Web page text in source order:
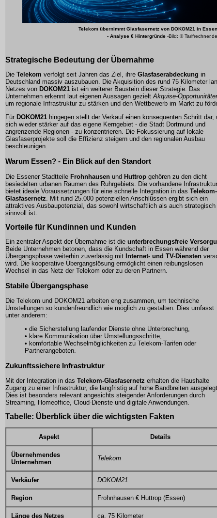
Telekom übernimmt Glasfasernetz von DOKOM21 in Essen
- Analyse € Hintergründe -Bild: © Tarifrechner.de
Strategische Bedeutung der Übernahme
Die Telekom verfolgt seit Jahren das Ziel, ihre Glasfaserabdeckung in
Deutschland massiv auszubauen. Die Akquisition des rund 75 Kilometer
Netzes von DOKOM21 ist ein weiterer Baustein dieser Strategie. Das
Unternehmen erkennt laut eigenen Aussagen gezieltAkquise-
um regionale Infrastruktur zu stärken und den Wettbewerb im Markt zu
Für DOKOM21 hingegen stellt der Verkauf einen konsequenten Schritt dar,
sich wieder stärker auf das eigene Kerngebiet - die Stadt Dortmund und
angrenzende Regionen - zu konzentrieren. Die Fokussierung auf lokale
Glasfaserprojekte soll die Effizienz steigern und den regionalen Ausbau
beschleunigen.
Warum Essen? - Ein Blick auf den Standort
Die Essener Stadtteile Frohnhausen und Huttrop gehören zu den dicht
besiedelten urbanen Räumen des Ruhrgebiets. Die vorhandene Infrastruktur
bietet ideale Voraussetzungen für eine schnelle Integration in das Telekom-
Glasfasernetz . Mit rund 25.000 potenziellen Anschlüssen ergibt sich ein
attraktives Ausbaupotenzial, das sowohl wirtschaftlich als auch strategisch
sinnvoll ist.
Vorteile für Kundinnen und Kunden
Ein zentraler Aspekt der Übernahme ist die unterbrechungsfreie
Beide Unternehmen betonen, dass die Kundschaft in Essen während der
Übergangsphase weiterhin zuverlässig mit Internet- und TV-Diensten
wird. Die kooperative Übergangslösung ermöglicht einen reibungslosen
Wechsel in das Netz der Telekom oder zu deren Partnern.
Stabile Übergangsphase
Die Telekom und DOKOM21 arbeiten eng zusammen, um technische
Umstellungen so kundenfreundlich wie möglich zu gestalten. Dies umfasst
unter anderem:
• die Sicherstellung laufender Dienste ohne Unterbrechung,
• klare Kommunikation über Umstellungsschritte,
• komfortable Wechselmöglichkeiten zu Telekom-Tarifen oder
Partnerangeboten.
Zukunftssichere Infrastruktur
Mit der Integration in das Telekom-Glasfasernetz erhalten die Haushalte
Zugang zu einer Infrastruktur, die langfristig auf hohe Bandbreiten
Dies ist besonders relevant angesichts steigender Anforderungen durch
Streaming, Homeoffice, Cloud-Dienste und digitale Anwendungen.
Tabelle: Überblick über die wichtigsten Fakten
Aspekt Details
Übernehmendes
Unternehmen
Telekom
Verkäufer DOKOM21
Region Frohnhausen € Huttrop (Essen)
Länge des Netzes ca. 75 Kilometer